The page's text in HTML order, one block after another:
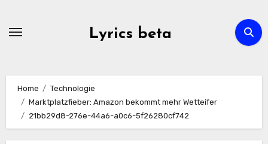
Lyrics beta
Home
Technologie
Marktplatzfieber: Amazon bekommt mehr Wetteifer
21bb29d8-276e-44a6-a0c6-5f26280cf742